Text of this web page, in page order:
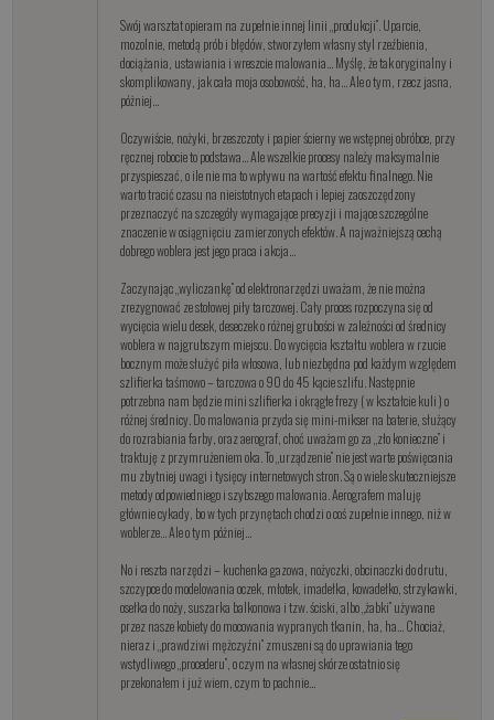
Swój warsztat opieram na zupełnie innej linii „produkcji”. Uparcie,
mozolnie, metodą prób i błędów, stworzyłem własny styl rzeźbienia,
dociążania, ustawiania i wreszcie malowania… Myślę, że tak oryginalny i
skomplikowany, jak cała moja osobowość, ha, ha… Ale o tym, rzecz jasna,
póżniej…
Oczywiście, nożyki, brzeszczoty i papier ścierny we wstępnej obróbce, przy
ręcznej robocie to podstawa… Ale wszelkie procesy należy maksymalnie
przyspieszać, o ile nie ma to wpływu na wartość efektu finalnego. Nie
warto tracić czasu na nieistotnych etapach i lepiej zaoszczędzony
przeznaczyć na szczegóły wymagające precyzji i mające szczególne
znaczenie w osiągnięciu zamierzonych efektów. A najważniejszą cechą
dobrego woblera jest jego praca i akcja…
Zaczynając „wyliczankę” od elektronarzędzi uważam, że nie można
zrezygnować ze stołowej piły tarczowej. Cały proces rozpoczyna się od
wycięcia wielu desek, deseczek o różnej grubości w zależności od średnicy
woblera w najgrubszym miejscu. Do wycięcia kształtu woblera w rzucie
bocznym może służyć piła włosowa, lub niezbędna pod każdym względem
szlifierka taśmowo – tarczowa o 90 do 45 kącie szlifu. Następnie
potrzebna nam będzie mini szlifierka i okrągłe frezy ( w kształcie kuli ) o
różnej średnicy. Do malowania przyda się mini-mikser na baterie, służący
do rozrabiania farby, oraz aerograf, choć uważam go za „zło konieczne” i
traktuję z przymrużeniem oka. To „urządzenie” nie jest warte poświęcania
mu zbytniej uwagi i tysięcy internetowych stron. Są o wiele skuteczniejsze
metody odpowiedniego i szybszego malowania. Aerografem maluję
głównie cykady, bo w tych przynętach chodzi o coś zupełnie innego, niż w
woblerze… Ale o tym póżniej…
No i reszta narzędzi – kuchenka gazowa, nożyczki, obcinaczki do drutu,
szczypce do modelowania oczek, młotek, imadełka, kowadełko, strzykawki,
osełka do noży, suszarka balkonowa i tzw. ściski, albo „żabki” używane
przez nasze kobiety do mocowania wypranych tkanin, ha, ha… Chociaż,
nieraz i „prawdziwi mężczyźni” zmuszeni są do uprawiania tego
wstydliwego „procederu”, o czym na własnej skórze ostatnio się
przekonałem i już wiem, czym to pachnie…